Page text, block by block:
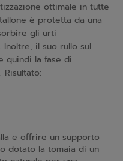
ottimale in tutte
è protetta da una
gli urti
il suo rullo sul
quindi la fase di
e offrire un supporto
dotato la tomaia di un